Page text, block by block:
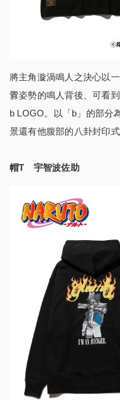
將主角漩渦鳴人之決心以
釁姿勢的鳴人背後、可看
b LOGO。以「b」的部分
景還有他腹部的八卦封印
帽T 宇智波佐助